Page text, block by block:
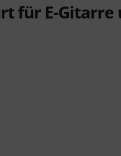
für E-Gitarre